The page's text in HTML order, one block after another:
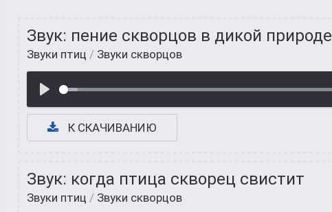
Звук: пение скворцов в дикой природе
Звуки птиц / Звуки скворцов
К СКАЧИВАНИЮ
Звук: когда птица скворец свистит
Звуки птиц / Звуки скворцов